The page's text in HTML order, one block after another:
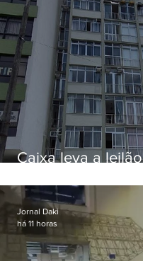
Caixa leva a
Botafogo
Jornal Daki
há 11 horas